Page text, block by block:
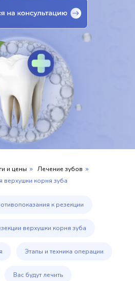
и цены » Лечение зубов »
верхушки корня зуба
к резекции
верхушки корня зуба
Этапы и техника операции
Вас будут лечить